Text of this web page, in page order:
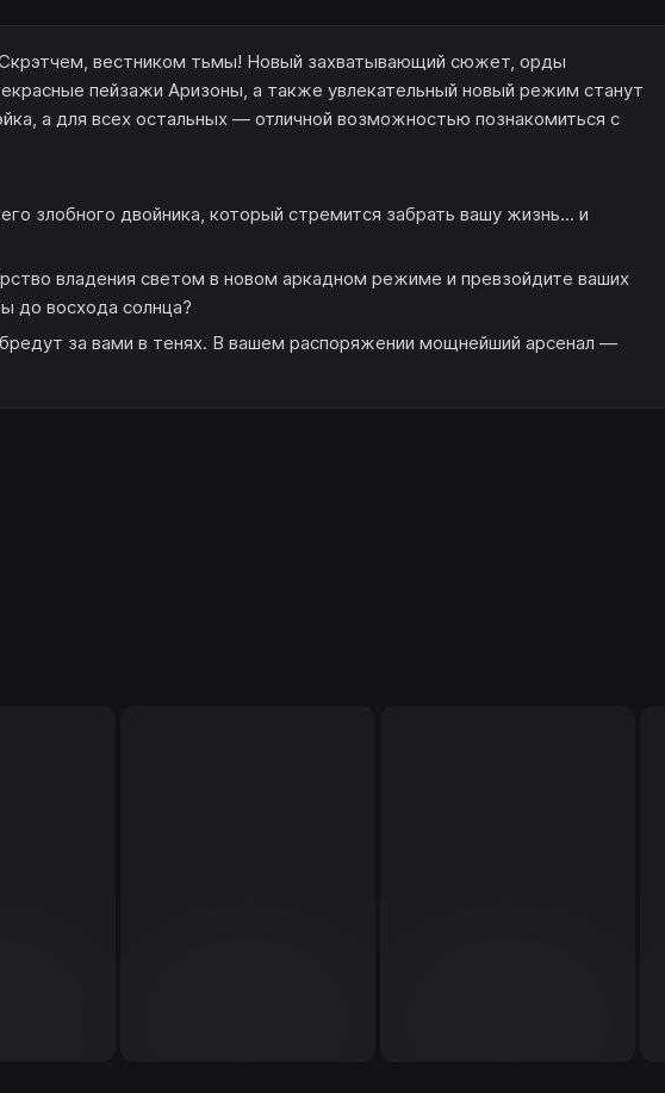
Скрэтчем, вестником тьмы! Новый захватывающий сюжет, орды
пейзажи Аризоны, а также увлекательный новый режим станут
а для всех остальных — отличной возможностью познакомиться с
злобного двойника, который стремится забрать вашу жизнь... и
владения светом в новом аркадном режиме и превзойдите ваших
до восхода солнца?
за вами в тенях. В вашем распоряжении мощнейший арсенал —